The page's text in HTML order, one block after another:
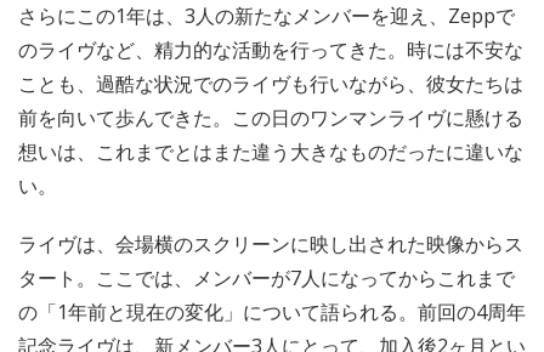
さらにこの1年は、3人の新たなメンバーを迎え、Zeppで
のライヴなど、精力的な活動を行ってきた。時には不安な
ことも、過酷な状況でのライヴも行いながら、彼女たちは
前を向いて歩んできた。この日のワンマンライヴに懸ける
想いは、これまでとはまた違う大きなものだったに違いな
い。
ライヴは、会場横のスクリーンに映し出された映像からス
タート。ここでは、メンバーが7人になってからこれまで
の「1年前と現在の変化」について語られる。前回の4周年
記念ライヴは、新メンバー3人にとって、加入後2ヶ月とい